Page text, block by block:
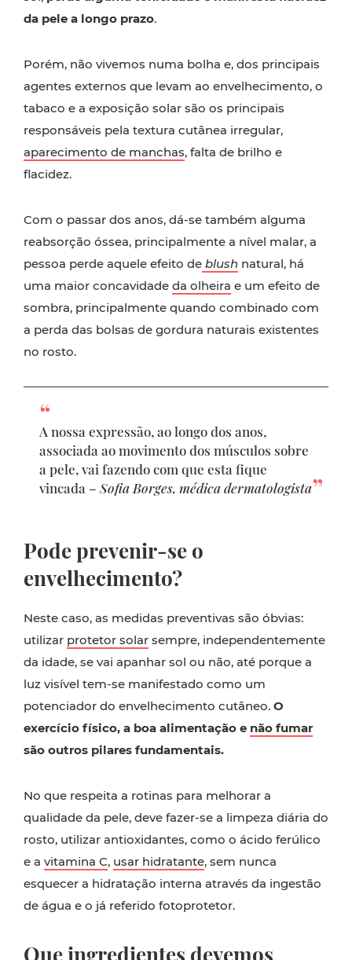
da pele a longo prazo.
Porém, não vivemos numa bolha e, dos principais
agentes externos que levam ao envelhecimento, o
tabaco e a exposição solar são os principais
responsáveis pela textura cutânea irregular,
aparecimento de manchas, falta de brilho e
flacidez.
Com o passar dos anos, dá-se também alguma
reabsorção óssea, principalmente a nível malar, a
pessoa perde aquele efeito de blush natural, há
uma maior concavidade da olheira e um efeito de
sombra, principalmente quando combinado com
a perda das bolsas de gordura naturais existentes
no rosto.
A nossa expressão, ao longo dos anos,
associada ao movimento dos músculos sobre
a pele, vai fazendo com que esta fique
vincada – Sofia Borges, médica dermatologista
Pode prevenir-se o
envelhecimento?
Neste caso, as medidas preventivas são óbvias:
utilizar protetor solar sempre, independentemente
da idade, se vai apanhar sol ou não, até porque a
luz visível tem-se manifestado como um
potenciador do envelhecimento cutâneo. O
exercício físico, a boa alimentação e não fumar
são outros pilares fundamentais.
No que respeita a rotinas para melhorar a
qualidade da pele, deve fazer-se a limpeza diária do
rosto, utilizar antioxidantes, como o ácido ferúlico
e a vitamina C, usar hidratante, sem nunca
esquecer a hidratação interna através da ingestão
de água e o já referido fotoprotetor.
Que ingredientes devemos